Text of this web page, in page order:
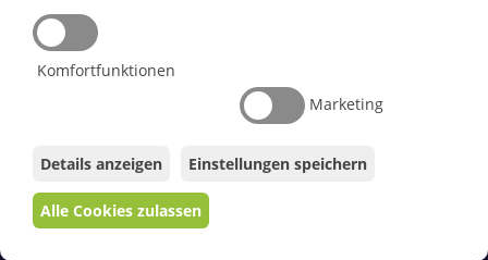
Geschäftsführer
DerVorsitzende
Stv. Dekan Michael Zehender.
Zur Finanzierung dieser Angebote tragen
Evangelische Kirche von Kurhessen-Waldeck
Kirchenkreis Hersfeld-Rotenburg
Landkreis Hersfeld-Rotenburg
Land Hessen
Komfortfunktionen
Marketing
Details anzeigen Einstellungen speichern
Alle Cookies zulassen